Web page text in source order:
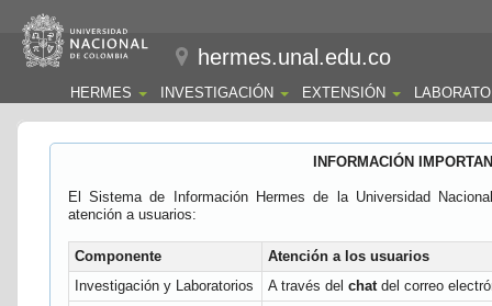
hermes.unal.edu.co
HERMES INVESTIGACIÓN EXTENSIÓN
INFORMACIÓN
El Sistema de Información Hermes de la Universidad
atención a usuarios:
Componente
Atención a los usuarios
Investigación y Laboratorios
A través del chatdel correo